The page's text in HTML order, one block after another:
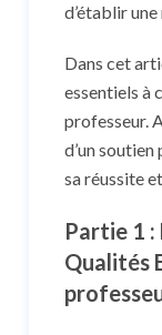
d’établir
Dans cet
essentiels à
professeur.
d’un
sa réussite
Partie 1 :
Qualités